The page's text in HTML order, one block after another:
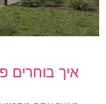
איך בוחרים